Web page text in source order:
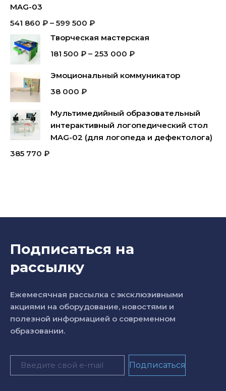
MAG-03
541 860 ₽ – 599 500 ₽
Творческая мастерская
181 500 ₽ – 253 000 ₽
Эмоциональный коммуникатор
38 000 ₽
Мультимедийный образовательный
интерактивный логопедический стол
MAG-02 (для логопеда и дефектолога)
385 770 ₽
Подписаться на
рассылку
Ежемесячная рассылка с эксклюзивными
акциями на оборудование, новостями и
полезной информацией о современном
образовании.